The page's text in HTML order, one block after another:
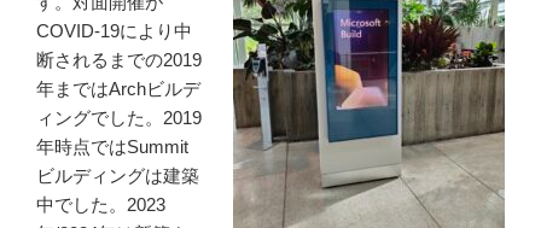
COVID-19により中
断されるまでの2019
年まではArchビルデ
ィングでした。2019
年時点ではSummit
ビルディングは建築
中でした。2023